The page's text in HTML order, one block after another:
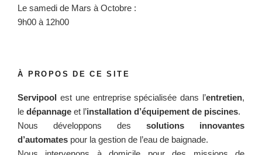
Le samedi de Mars à Octobre :
9h00 à 12h00
À PROPOS DE CE SITE
Servipool est une entreprise spécialisée dans l’entretien,
le dépannage et l’installation d’équipement de piscines.
Nous développons des solutions innovantes
d’automates pour la gestion de l’eau de baignade.